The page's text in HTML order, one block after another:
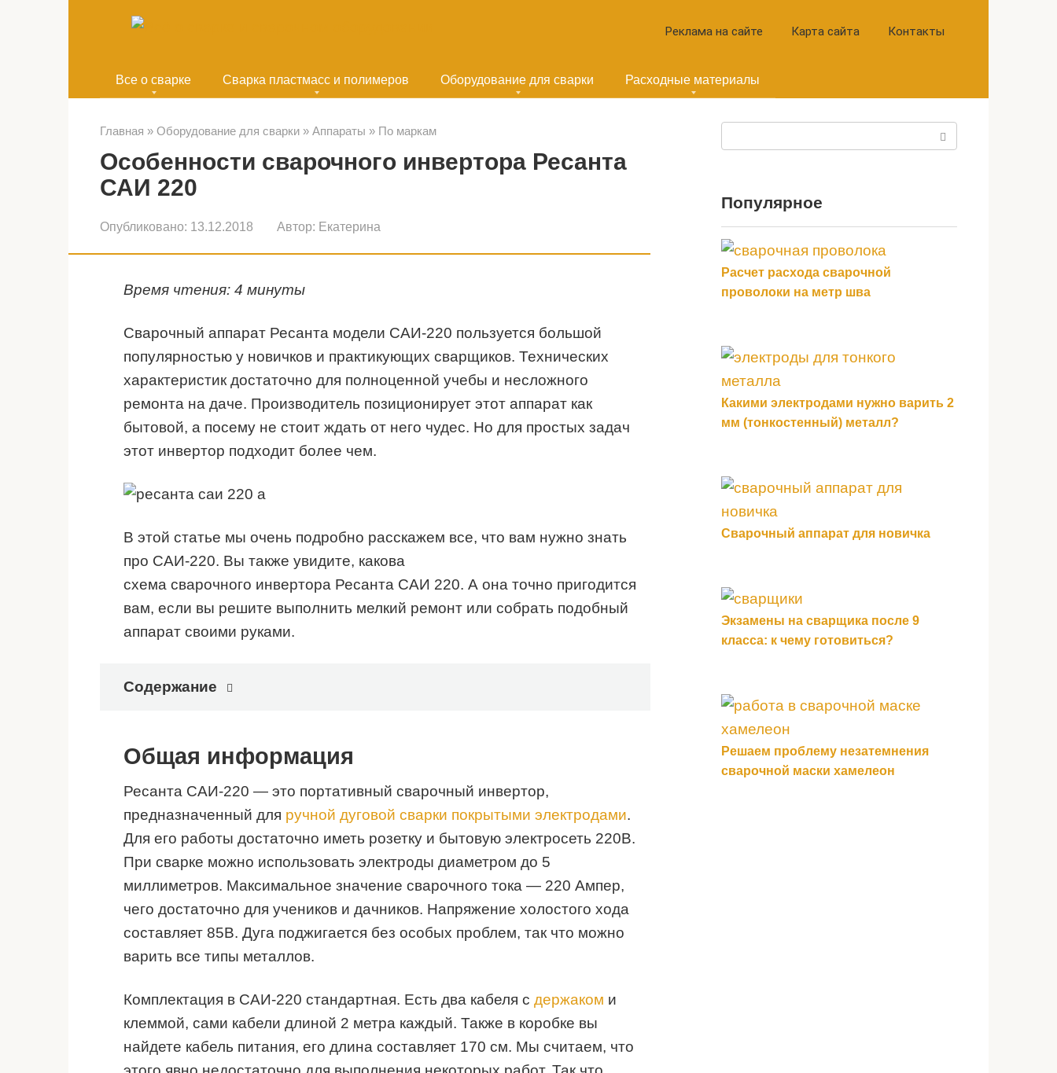
Реклама на сайте Карта сайта Контакты
Все о сварке Сварка пластмасс и полимеров Оборудование для сварки Расходные материалы
Главная » Оборудование для сварки » Аппараты » По маркам
Особенности сварочного инвертора Ресанта
САИ 220
Опубликовано: 13.12.2018 Автор: Екатерина
Время чтения: 4 минуты
Сварочный аппарат Ресанта модели САИ-220 пользуется большой
популярностью у новичков и практикующих сварщиков. Технических
характеристик достаточно для полноценной учебы и несложного
ремонта на даче. Производитель позиционирует этот аппарат как
бытовой, а посему не стоит ждать от него чудес. Но для простых задач
этот инвертор подходит более чем.
В этой статье мы очень подробно расскажем все, что вам нужно знать
про САИ-220. Вы также увидите, какова
схема сварочного инвертора Ресанта САИ 220. А она точно пригодится
вам, если вы решите выполнить мелкий ремонт или собрать подобный
аппарат своими руками.
Содержание
Общая информация
Ресанта САИ-220 — это портативный сварочный инвертор,
предназначенный для ручной дуговой сварки покрытыми электродами.
Для его работы достаточно иметь розетку и бытовую электросеть 220В.
При сварке можно использовать электроды диаметром до 5
миллиметров. Максимальное значение сварочного тока — 220 Ампер,
чего достаточно для учеников и дачников. Напряжение холостого хода
составляет 85В. Дуга поджигается без особых проблем, так что можно
варить все типы металлов.
Комплектация в САИ-220 стандартная. Есть два кабеля с держаком и
клеммой, сами кабели длиной 2 метра каждый. Также в коробке вы
найдете кабель питания, его длина составляет 170 см. Мы считаем, что
Популярное
Расчет расхода сварочной
проволоки на метр шва
Какими электродами нужно варить 2
мм (тонкостенный) металл?
Сварочный аппарат для новичка
Экзамены на сварщика после 9
класса: к чему готовиться?
Решаем проблему незатемнения
сварочной маски хамелеон